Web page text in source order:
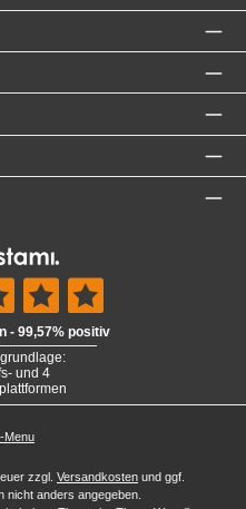
Menu
zzgl. Versandkosten und ggf.
nicht anders angegeben.